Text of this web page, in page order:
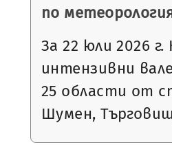
по
За 22 юли 2026
интензивни
25 области от
Шумен,